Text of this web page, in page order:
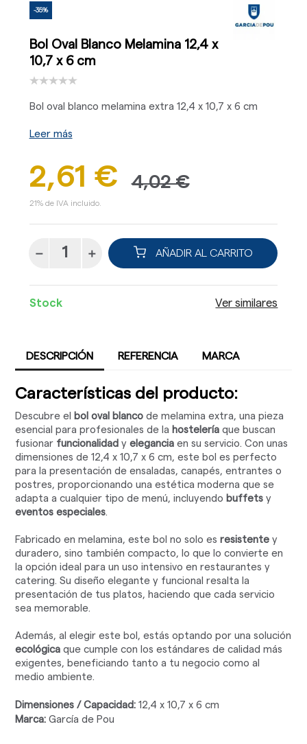
-35%
Bol Oval Blanco Melamina 12,4 x
10,7 x 6 cm
Bol oval blanco melamina extra 12,4 x 10,7 x 6 cm
Leer más
2,61 € 4,02 €
21% de IVA incluido.
AÑADIR AL CARRITO
Stock Ver similares
DESCRIPCIÓN REFERENCIA MARCA
Características del producto:
Descubre el bol oval blanco de melamina extra, una pieza
esencial para profesionales de la hostelería que buscan
fusionar funcionalidad yelegancia en su servicio. Con unas
dimensiones de 12,4 x 10,7 x 6 cm, este bol es perfecto
para la presentación de ensaladas, canapés, entrantes o
postres, proporcionando una estética moderna que se
adapta a cualquier tipo de menú, incluyendo buffets y
eventos especiales.
Fabricado en melamina, este bol no solo esresistente y
duradero, sino también compacto, lo que lo convierte en
la opción ideal para un uso intensivo en restaurantes y
catering. Su diseño elegante y funcional resalta la
presentación de tus platos, haciendo que cada servicio
sea memorable.
Además, al elegir este bol, estás optando por una solución
ecológica que cumple con los estándares de calidad más
exigentes, beneficiando tanto a tu negocio como al
medio ambiente.
Dimensiones / Capacidad: 12,4 x 10,7 x 6 cm
Marca: García de Pou